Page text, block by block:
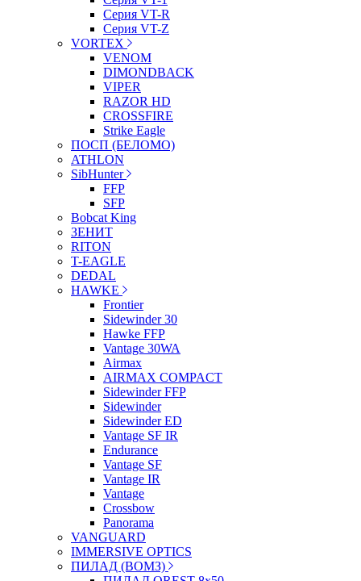
Серия VT-R
Серия VT-Z
VORTEX
VENOM
DIMONDBACK
VIPER
RAZOR HD
CROSSFIRE
Strike Eagle
ПОСП (БЕЛОМО)
ATHLON
SibHunter
FFP
SFP
Bobcat King
ЗЕНИТ
RITON
T-EAGLE
DEDAL
HAWKE
Frontier
Sidewinder 30
Hawke FFP
Vantage 30WA
Airmax
AIRMAX COMPACT
Sidewinder FFP
Sidewinder
Sidewinder ED
Vantage SF IR
Endurance
Vantage SF
Vantage IR
Vantage
Crossbow
Panorama
VANGUARD
IMMERSIVE OPTICS
ПИЛАД (ВОМЗ)